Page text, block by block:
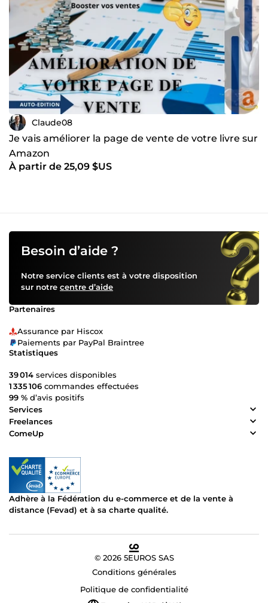
Claude08
Je vais améliorer la page de vente de votre livre sur
Amazon
À partir de 25,09 $US
Besoin d’aide ?
Notre service clients est à votre disposition
sur notre centre d’aide
Partenaires
Assurance par Hiscox
Paiements par PayPal Braintree
Statistiques
39 014 services disponibles
1 335 106 commandes effectuées
99 % d’avis positifs
Services
Freelances
ComeUp
Adhère à la Fédération du e-commerce et de la vente à
distance (Fevad) et à sa charte qualité.
© 2026 5EUROS SAS
Conditions générales
Politique de confidentialité